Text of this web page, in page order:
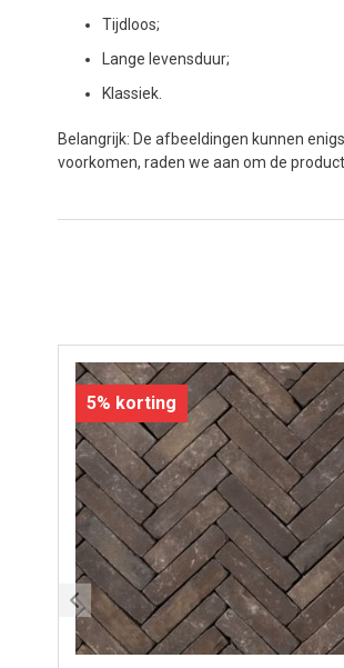
Tijdloos;
Lange levensduur;
Klassiek.
Belangrijk: De afbeeldingen kunnen
voorkomen, raden we aan om de
5% korting